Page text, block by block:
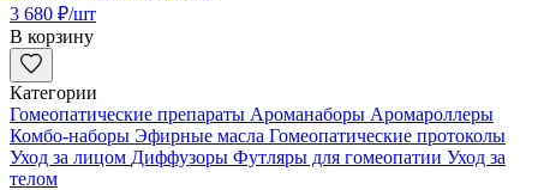
3 680 ₽/шт
В корзину
Категории
Гомеопатические препараты Ароманаборы Аромароллеры
Комбо-наборы Эфирные масла Гомеопатические протоколы
Уход за лицом Диффузоры Футляры для гомеопатии Уход за
телом